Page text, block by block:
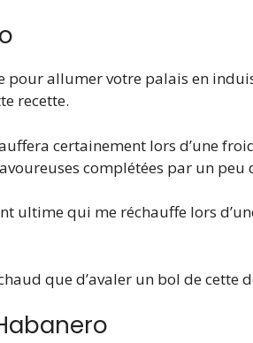
pour allumer votre palais en
recette.
certainement lors d’une
complétées par un peu
ultime qui me réchauffe lors
que d’avaler un bol de cette